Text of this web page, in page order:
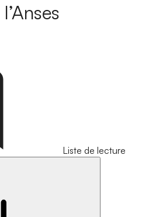
Liste de lecture